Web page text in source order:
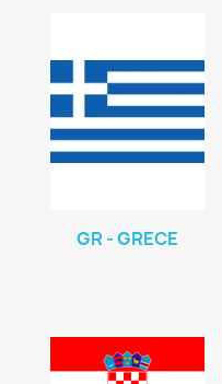
GR - GRECE